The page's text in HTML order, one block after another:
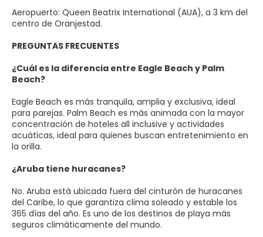
Aeropuerto: Queen Beatrix International (AUA), a 3 km del
centro de Oranjestad.
PREGUNTAS FRECUENTES
¿Cuál es la diferencia entre Eagle Beach y Palm
Beach?
Eagle Beach es más tranquila, amplia y exclusiva, ideal
para parejas. Palm Beach es más animada con la mayor
concentración de hoteles all inclusive y actividades
acuáticas, ideal para quienes buscan entretenimiento en
la orilla.
¿Aruba tiene huracanes?
No. Aruba está ubicada fuera del cinturón de huracanes
del Caribe, lo que garantiza clima soleado y estable los
365 días del año. Es uno de los destinos de playa más
seguros climáticamente del mundo.